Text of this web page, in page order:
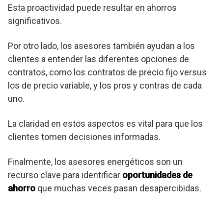
Esta proactividad puede resultar en ahorros
significativos.
Por otro lado, los asesores también ayudan a los
clientes a entender las diferentes opciones de
contratos, como los contratos de precio fijo versus
los de precio variable, y los pros y contras de cada
uno.
La claridad en estos aspectos es vital para que los
clientes tomen decisiones informadas.
Finalmente, los asesores energéticos son un
recurso clave para identificar oportunidades de
ahorro que muchas veces pasan desapercibidas.